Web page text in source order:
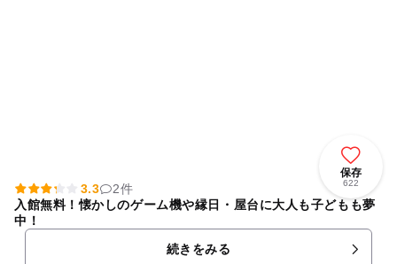
保存
622
3.3
2件
入館無料！懐かしのゲーム機や縁日・屋台に大人も子どもも夢
中！
続きをみる